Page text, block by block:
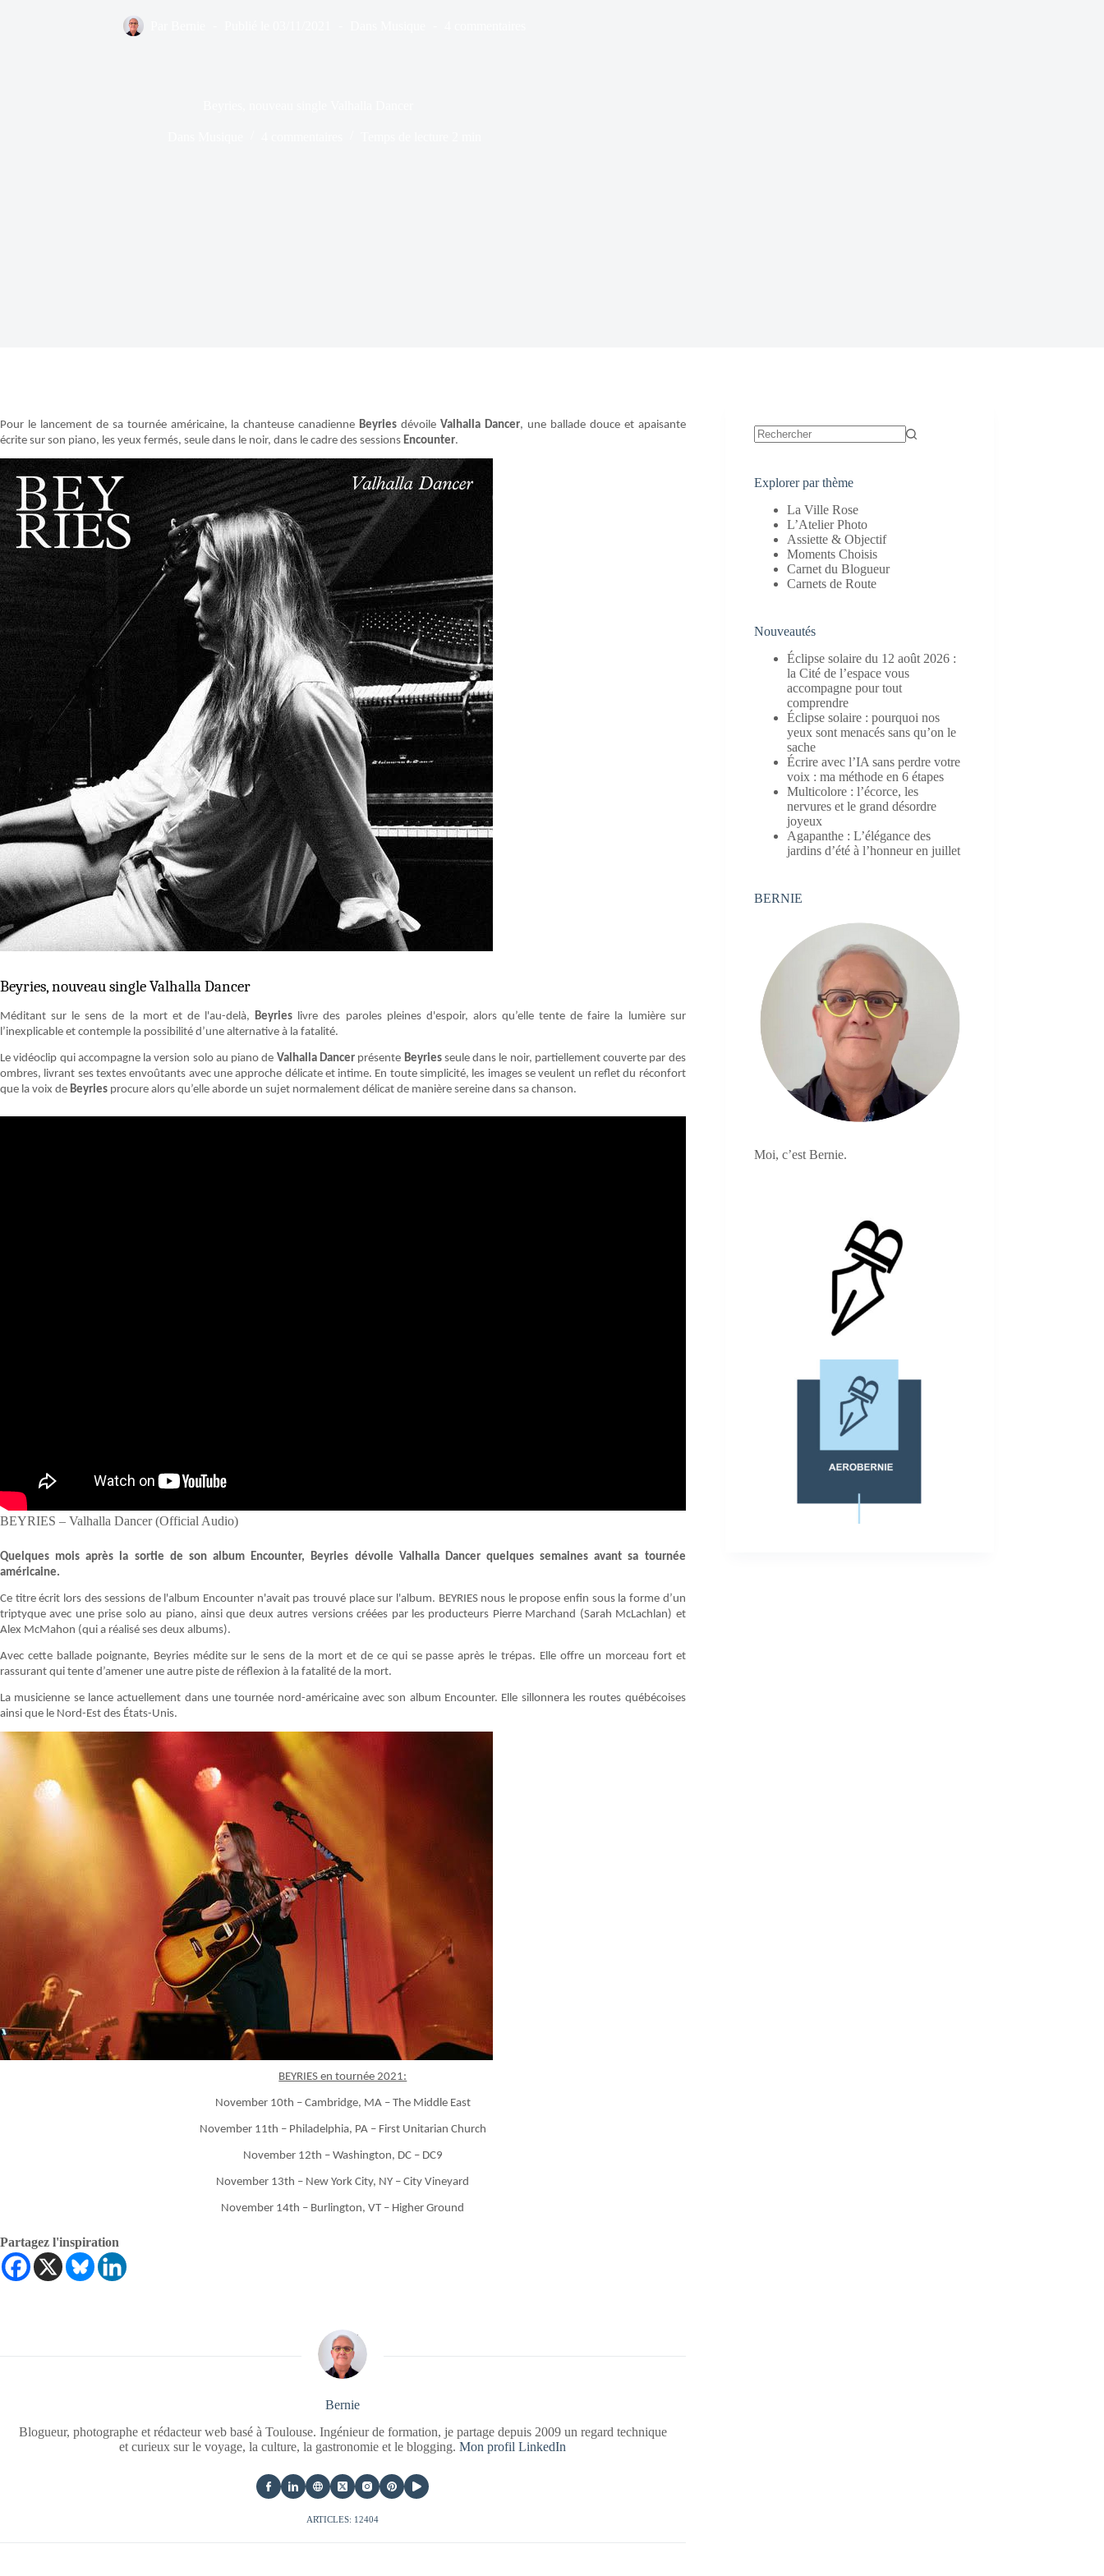
Pour le lancement de sa tournée américaine, la chanteuse canadienne Beyries dévoileValhalla Dancer, une ballade douce et apaisante
écrite sur son piano, les yeux fermés, seule dans le noir, dans le cadre des sessions Encounter.
Beyries, nouveau single Valhalla Dancer
Méditant sur le sens de la mort et de l'au-delà, Beyries livre des paroles pleines d'espoir, alors qu’elle tente de faire la lumière sur
l’inexplicable et contemple la possibilité d’une alternative à la fatalité.
Le vidéoclip qui accompagne la version solo au piano de Valhalla Dancerprésente Beyriesseule dans le noir, partiellement couverte par des
ombres, livrant ses textes envoûtants avec une approche délicate et intime. En toute simplicité, les images se veulent un reflet du réconfort
que la voix de Beyries procure alors qu’elle aborde un sujet normalement délicat de manière sereine dans sa chanson.
BEYRIES – Valhalla Dancer (Official Audio)
Quelques mois après la sortie de son album Encounter, Beyries dévoile Valhalla Dancer quelques semaines avant sa tournée
américaine.
Ce titre écrit lors des sessions de l'album Encounter n'avait pas trouvé place sur l'album. BEYRIES nous le propose enfin sous la forme d’un
triptyque avec une prise solo au piano, ainsi que deux autres versions créées par les producteurs Pierre Marchand (Sarah McLachlan) et
Alex McMahon (qui a réalisé ses deux albums).
Avec cette ballade poignante, Beyries médite sur le sens de la mort et de ce qui se passe après le trépas. Elle offre un morceau fort et
rassurant qui tente d’amener une autre piste de réflexion à la fatalité de la mort.
La musicienne se lance actuellement dans une tournée nord-américaine avec son album Encounter. Elle sillonnera les routes québécoises
ainsi que le Nord-Est des États-Unis.
BEYRIES en tournée 2021:
November 10th – Cambridge, MA – The Middle East
November 11th – Philadelphia, PA – First Unitarian Church
November 12th – Washington, DC – DC9
November 13th – New York City, NY – City Vineyard
November 14th – Burlington, VT – Higher Ground
Partagez l'inspiration
Bernie
Blogueur, photographe et rédacteur web basé à Toulouse. Ingénieur de formation, je partage depuis 2009 un regard technique
et curieux sur le voyage, la culture, la gastronomie et le blogging.Mon profil LinkedIn
ARTICLES: 12404
Explorer par thème
La Ville Rose
L’Atelier Photo
Assiette & Objectif
Moments Choisis
Carnet du Blogueur
Carnets de Route
Nouveautés
Éclipse solaire du 12 août 2026 :
la Cité de l’espace vous
accompagne pour tout
comprendre
Éclipse solaire : pourquoi nos
yeux sont menacés sans qu’on le
sache
Écrire avec l’IA sans perdre votre
voix : ma méthode en 6 étapes
Multicolore : l’écorce, les
nervures et le grand désordre
joyeux
Agapanthe : L’élégance des
jardins d’été à l’honneur en juillet
BERNIE
Moi, c’est Bernie.